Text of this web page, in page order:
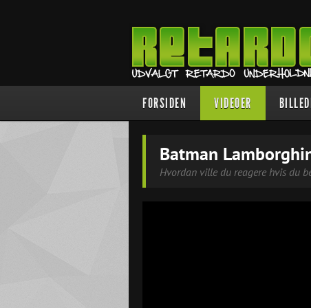
FORSIDEN VIDEOER
Batman
Hvordan ville du reagere hvis du